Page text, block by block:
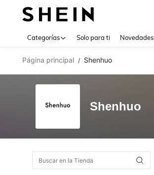
Categorías Solo para ti Novedades
Página principal / Shenhuo
Shenhuo